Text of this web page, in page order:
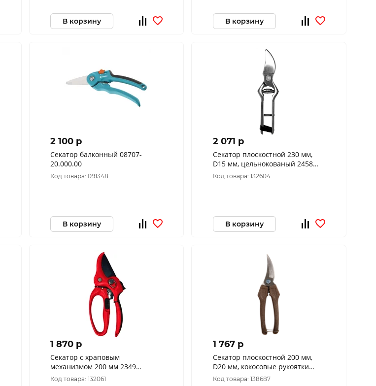
В корзину В корзину
2 100 p
Секатор балконный 08707-
20.000.00
Код товара: 091348
В корзину
2 071 p
Секатор плоскостной 230 мм,
D15 мм, цельнокованый 2458
OBRIGADO
Код товара: 132604
В корзину
1 870 p
Секатор с храповым
механизмом 200 мм 2349
OKINAWA
Код товара: 132061
1 767 p
Секатор плоскостной 200 мм,
D20 мм, кокосовые рукоятки
2464 OBRIGADO
Код товара: 138687